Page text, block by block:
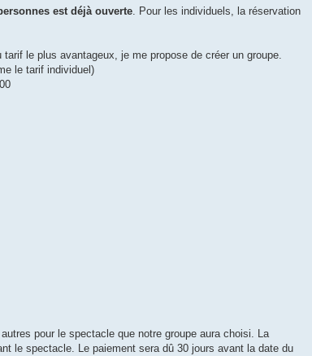
est déjà ouverte. Pour les individuels, la réservation
le plus avantageux, je me propose de créer un groupe.
le tarif individuel)
pour le spectacle que notre groupe aura choisi. La
le spectacle. Le paiement sera dû 30 jours avant la date du